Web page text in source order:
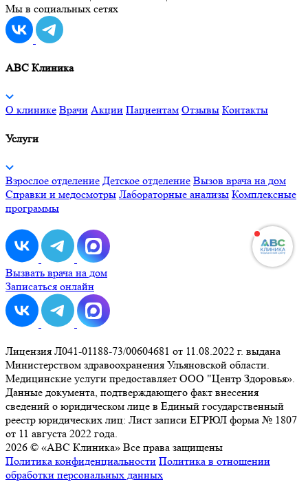
Мы в социальных сетях
ABC Клиника
О клинике Врачи Акции Пациентам Отзывы Контакты
Услуги
Взрослое отделение Детское отделение Вызов врача на дом
Справки и медосмотры Лабораторные анализы Комплексные
программы
Вызвать врача на дом
Записаться онлайн
Лицензия Л041-01188-73/00604681 от 11.08.2022 г. выдана
Министерством здравоохранения Ульяновской области.
Медицинские услуги предоставляет ООО "Центр Здоровья».
Данные документа, подтверждающего факт внесения
сведений о юридическом лице в Единый государственный
реестр юридических лиц: Лист записи ЕГРЮЛ форма № 1807
от 11 августа 2022 года.
2026 © «ABC Клиника» Все права защищены
Политика конфиденциальности Политика в отношении
обработки персональных данных